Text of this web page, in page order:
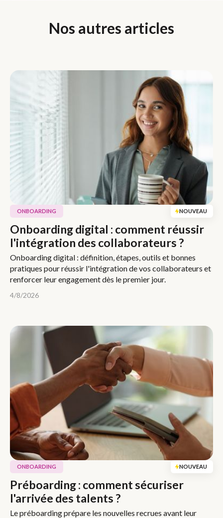
Nos autres articles
ONBOARDING NOUVEAU
Onboarding digital : comment réussir
l'intégration des collaborateurs ?
Onboarding digital : définition, étapes, outils et bonnes
pratiques pour réussir l'intégration de vos collaborateurs et
renforcer leur engagement dès le premier jour.
4/8/2026
ONBOARDING NOUVEAU
Préboarding : comment sécuriser
l'arrivée des talents ?
Le préboarding prépare les nouvelles recrues avant leur